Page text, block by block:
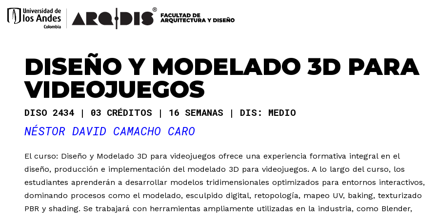
DISEÑO Y MODELADO 3D PARA
VIDEOJUEGOS
DISO 2434 03 CRÉDITOS 16 SEMANAS DIS: MEDIO
NÉSTOR DAVID CAMACHO CARO
El curso: Diseño y Modelado 3D para videojuegos ofrece una experiencia formativa integral en el
diseño, producción e implementación del modelado 3D para videojuegos. A lo largo del curso, los
estudiantes aprenderán a desarrollar modelos tridimensionales optimizados para entornos interactivos,
dominando procesos como el modelado, esculpido digital, retopología, mapeo UV, baking, texturizado
PBR y shading. Se trabajará con herramientas ampliamente utilizadas en la industria, como Blender,